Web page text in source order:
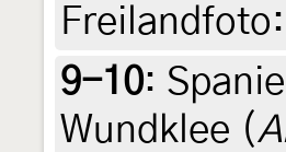
9-10:
Wundklee (